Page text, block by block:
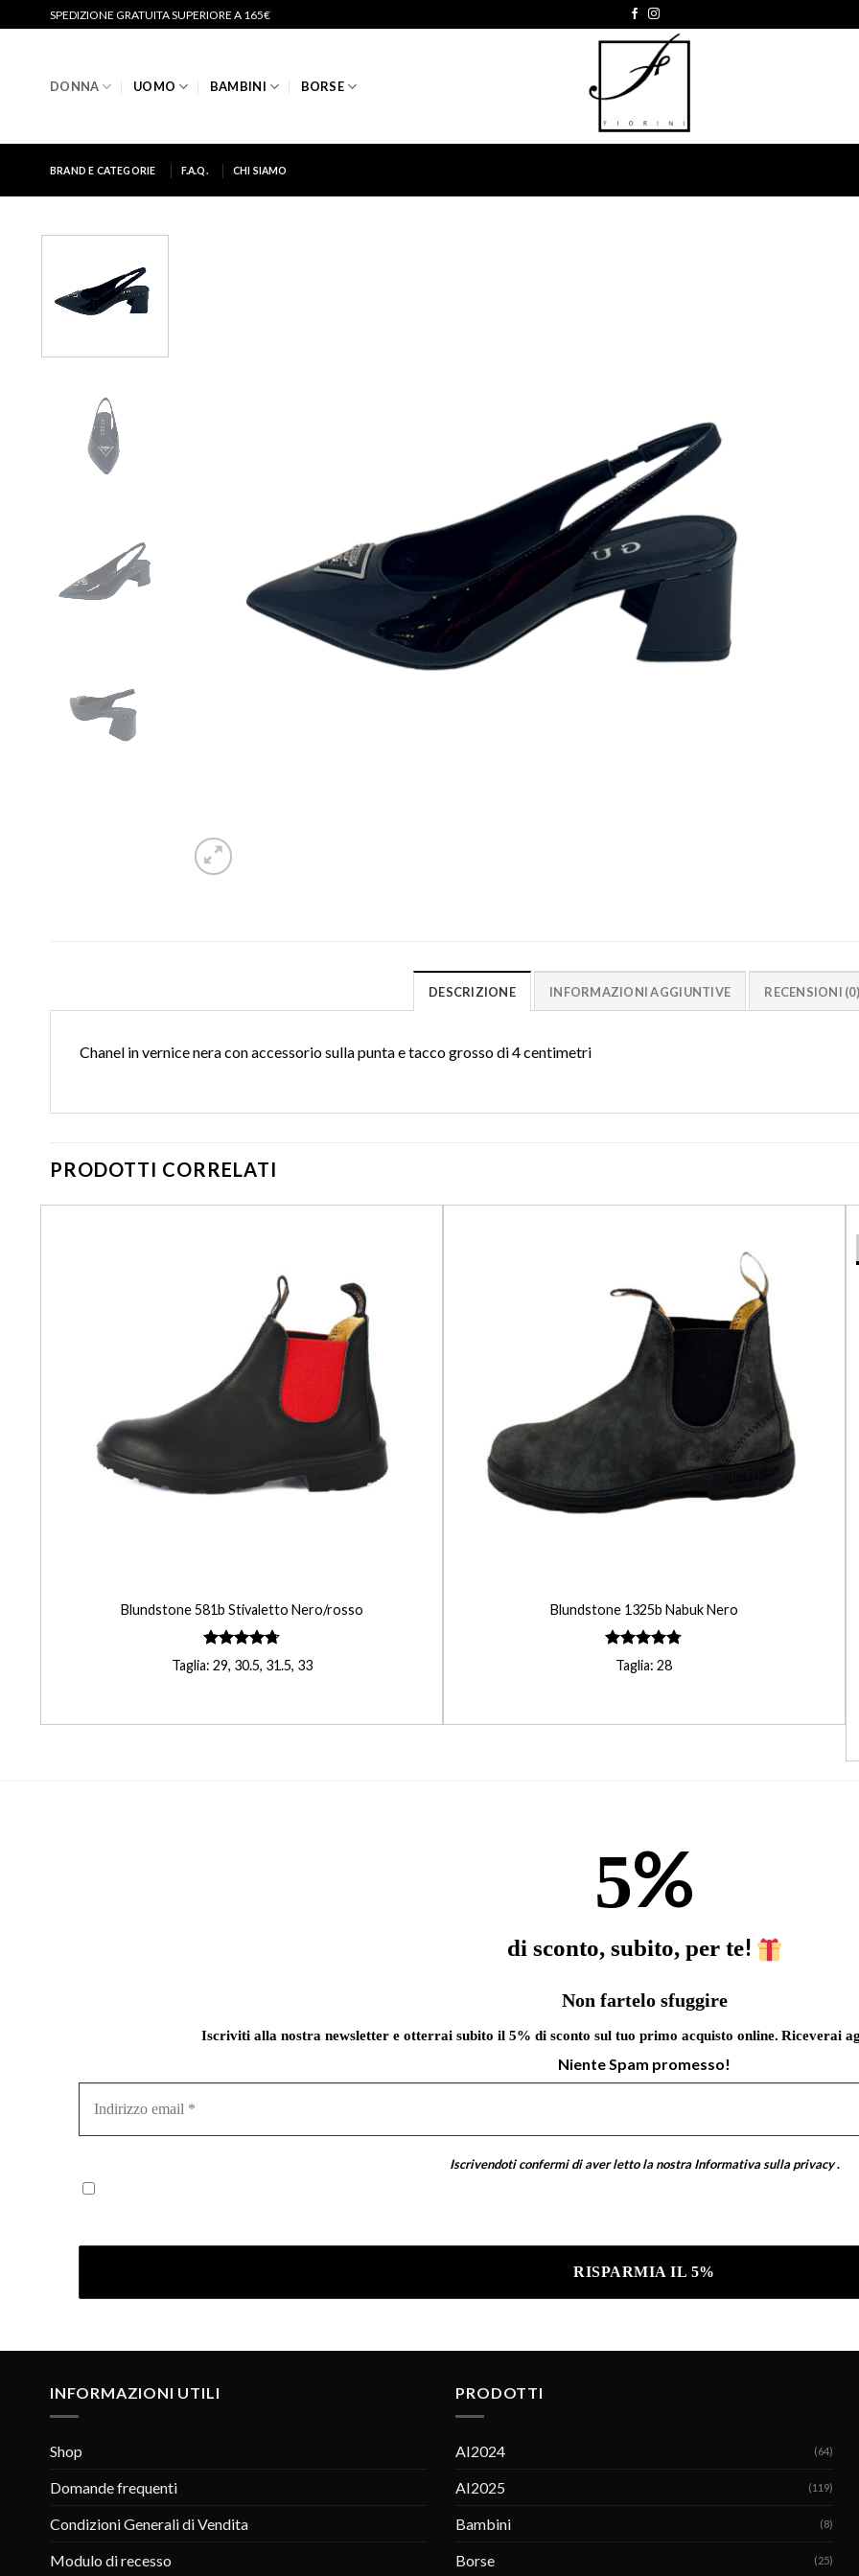
SPEDIZIONE GRATUITA SUPERIORE A 165€
DONNA UOMO BAMBINI BORSE
BRAND E CATEGORIE F.A.Q. CHI SIAMO
DESCRIZIONE INFORMAZIONI AGGIUNTIVE RECENSIONI (0)
Chanel in vernice nera con accessorio sulla punta e tacco grosso di 4 centimetri
PRODOTTI CORRELATI
Blundstone 581b Stivaletto Nero/rosso
Valutato
4.75su 5
Taglia: 29, 30.5, 31.5, 33
Blundstone 1325b Nabuk Nero
Valutato
4.75su 5
Taglia: 28
5%
di sconto, subito, per te!
Non fartelo sfuggire
Iscriviti alla nostra newsletter e otterrai subito il 5% di sconto sul tuo primo acquisto online. Riceverai
Niente Spam promesso!
email
Iscrivendoti confermi di aver letto la nostraInformativa sulla privacy .
INFORMAZIONI UTILI
Shop
Domande frequenti
Condizioni Generali di Vendita
Modulo di recesso
PRODOTTI
AI2024 (64)
AI2025 (119)
Bambini (8)
Borse (25)